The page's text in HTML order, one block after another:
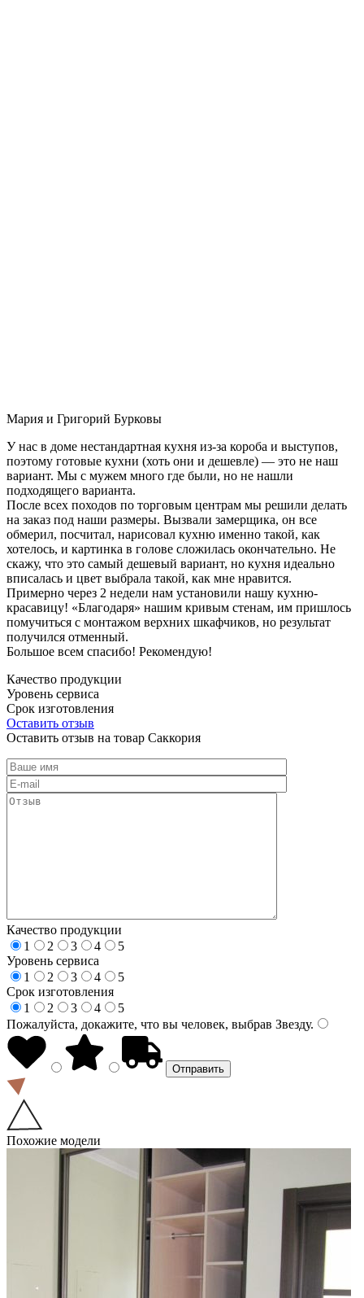
Мария и Григорий Бурковы
У нас в доме нестандартная кухня из-за короба и выступов,
поэтому готовые кухни (хоть они и дешевле) — это не наш
вариант. Мы с мужем много где были, но не нашли
подходящего варианта.
После всех походов по торговым центрам мы решили делать
на заказ под наши размеры. Вызвали замерщика, он все
обмерил, посчитал, нарисовал кухню именно такой, как
хотелось, и картинка в голове сложилась окончательно. Не
скажу, что это самый дешевый вариант, но кухня идеально
вписалась и цвет выбрала такой, как мне нравится.
Примерно через 2 недели нам установили нашу кухню-
красавицу! «Благодаря» нашим кривым стенам, им пришлось
помучиться с монтажом верхних шкафчиков, но результат
получился отменный.
Большое всем спасибо! Рекомендую!
Качество продукции
Уровень сервиса
Срок изготовления
Оставить отзыв
Оставить отзыв на товар Саккория
Качество продукции
1
2 3 4
5
Уровень сервиса
1
2 3 4
5
Срок изготовления
1
2 3 4
5
Пожалуйста, докажите, что вы человек, выбрав Звезду.
Похожие модели